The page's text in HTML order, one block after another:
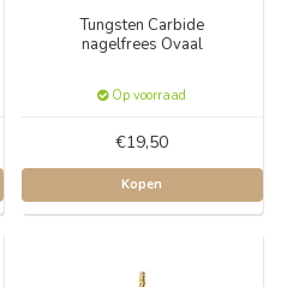
Tungsten Carbide
nagelfrees Ovaal
Op voorraad
€19,50
Kopen